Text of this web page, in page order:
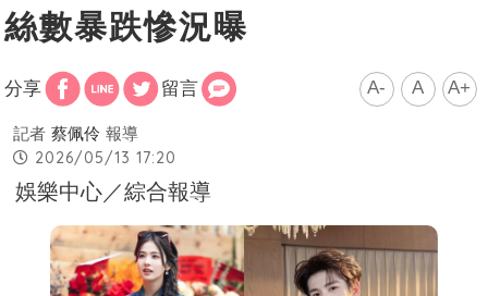
絲數暴跌慘況曝
分享 留言 A- A A+
記者 蔡佩伶 報導
2026/05/13 17:20
娛樂中心／綜合報導